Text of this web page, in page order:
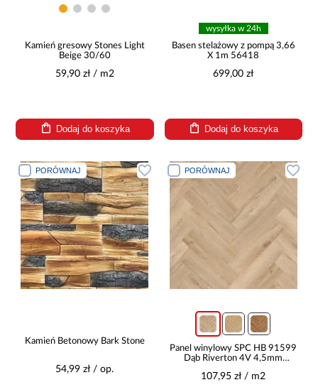
Kamień gresowy Stones Light
Beige 30/60
59,90 zł / m2
Dodaj do koszyka
wysyłka w 24h
Basen stelażowy z pompą 3,66
X 1m 56418
699,00 zł
Dodaj do koszyka
PORÓWNAJ
Kamień Betonowy Bark Stone
54,99 zł / op.
PORÓWNAJ
Panel winylowy SPC HB 91599
Dąb Riverton 4V 4,5mm
107,95 zł / m2